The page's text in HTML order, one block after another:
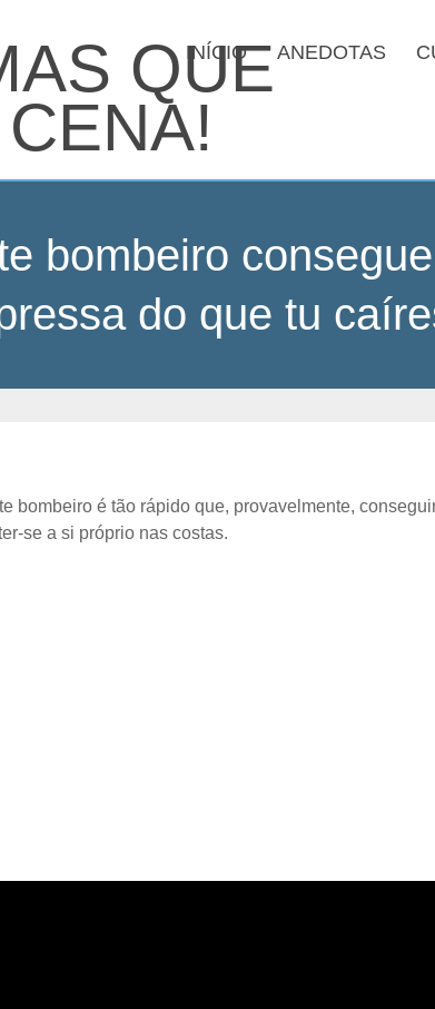
INÍCIO ANEDOTAS
bombeiro
do que tu
bombeiro é tão rápido que, provavelmente,
se a si próprio nas costas.